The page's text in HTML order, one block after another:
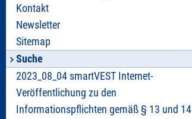
Kontakt
Newsletter
Sitemap
Suche
2023_08_04 smartVEST Internet-
Veröffentlichung zu den
Informationspflichten gemäß § 13 und 14